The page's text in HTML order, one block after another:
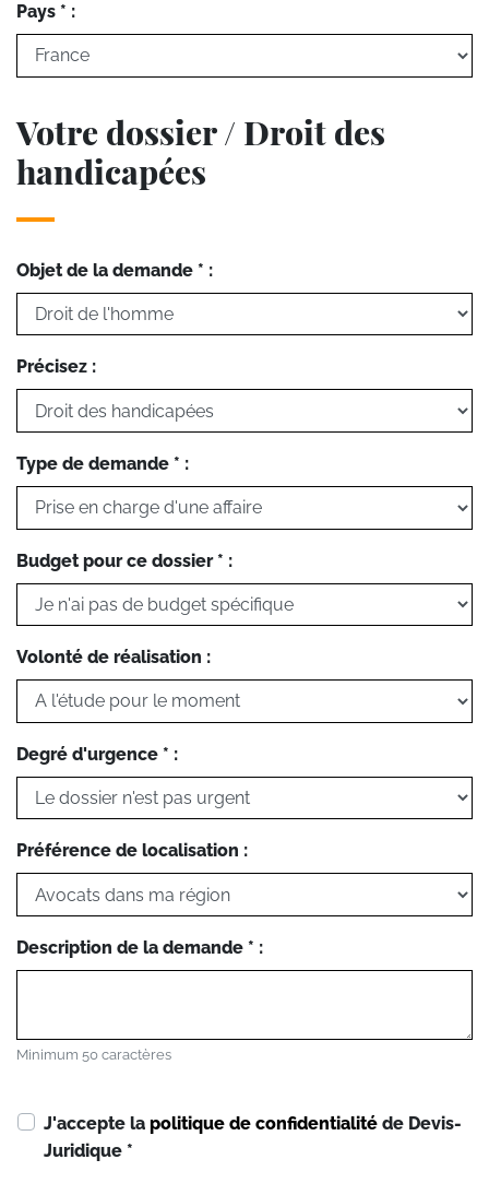
Pays * :
Votre dossier / Droit des
handicapées
Objet de la demande * :
Précisez :
Type de demande * :
Budget pour ce dossier * :
Volonté de réalisation :
Degré d'urgence * :
Préférence de localisation :
Description de la demande * :
Minimum 50 caractères
J'accepte la politique de confidentialité de Devis-
Juridique *